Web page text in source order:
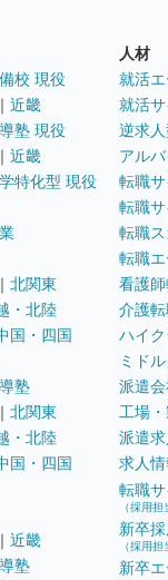
校 現役
｜ 近畿
塾 現役
｜ 近畿
特化型 現役
｜ 北関東
・北陸
国・四国
塾
｜ 北関東
・北陸
国・四国
｜ 近畿
塾
人材
就活
就活サ
逆求
アル
転職サ
転職
転職
転職
看護
介護
ハイク
ミド
派遣会
工場
派遣求
求人
転職サ
（採用担
新卒
（採用担
新卒